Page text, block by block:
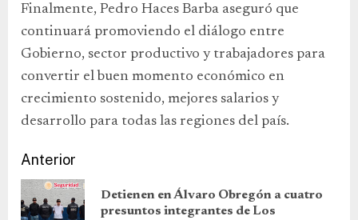
Finalmente, Pedro Haces Barba aseguró que
continuará promoviendo el diálogo entre
Gobierno, sector productivo y trabajadores para
convertir el buen momento económico en
crecimiento sostenido, mejores salarios y
desarrollo para todas las regiones del país.
Anterior
Detienen en Álvaro Obregón a cuatro
presuntos integrantes de Los